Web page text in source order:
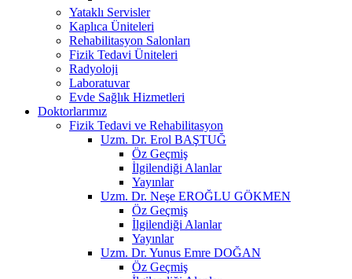
Yataklı Servisler
Kaplıca Üniteleri
Rehabilitasyon Salonları
Fizik Tedavi Üniteleri
Radyoloji
Laboratuvar
Evde Sağlık Hizmetleri
Doktorlarımız
Fizik Tedavi ve Rehabilitasyon
Uzm. Dr. Erol BAŞTUĞ
Öz Geçmiş
İlgilendiği Alanlar
Yayınlar
Uzm. Dr. Neşe EROĞLU GÖKMEN
Öz Geçmiş
İlgilendiği Alanlar
Yayınlar
Uzm. Dr. Yunus Emre DOĞAN
Öz Geçmiş